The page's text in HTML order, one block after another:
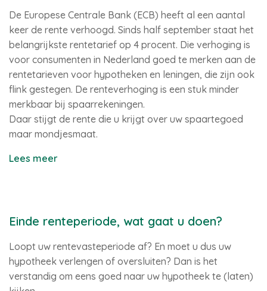
De Europese Centrale Bank (ECB) heeft al een aantal
keer de rente verhoogd. Sinds half september staat het
belangrijkste rentetarief op 4 procent. Die verhoging is
voor consumenten in Nederland goed te merken aan de
rentetarieven voor hypotheken en leningen, die zijn ook
flink gestegen. De renteverhoging is een stuk minder
merkbaar bij spaarrekeningen.
Daar stijgt de rente die u krijgt over uw spaartegoed
maar mondjesmaat.
Lees meer
Einde renteperiode, wat gaat u doen?
Loopt uw rentevasteperiode af? En moet u dus uw
hypotheek verlengen of oversluiten? Dan is het
verstandig om eens goed naar uw hypotheek te (laten)